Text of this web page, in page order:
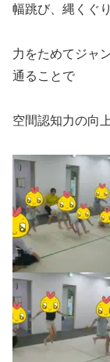
幅跳び、縄くぐ
力をためてジャ
通ることで
空間認知力の向